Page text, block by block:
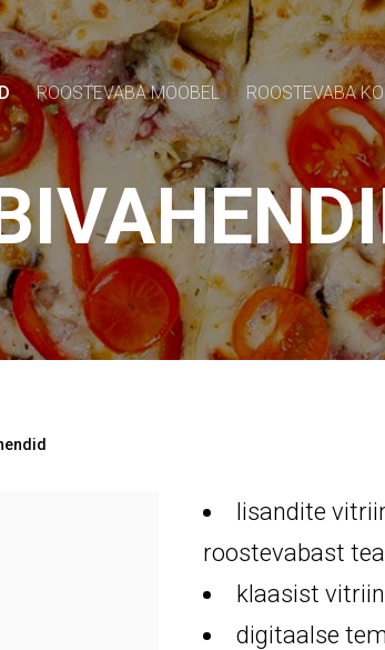
ROOSTEVABA MÖÖBEL ROOSTEVABA
lisandite
roostevabast
klaasist
digitaalse